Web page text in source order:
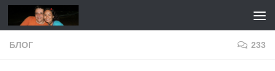
Перейти к содержимому
БЛОГ 233